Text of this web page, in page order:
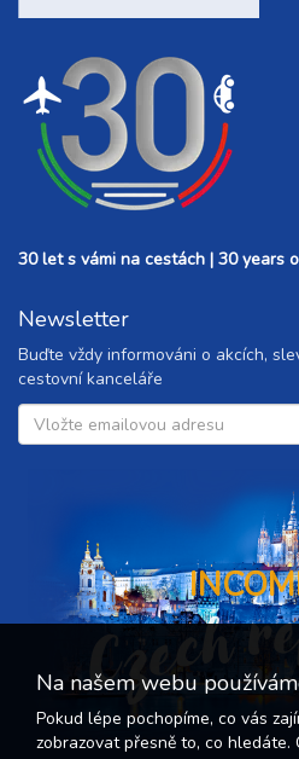
30 let s vámi na cestách | 30 years
Newsletter
Buďte vždy informováni o akcích,
cestovní kanceláře
Czech
Na našem webu
Pokud lépe pochopíme, co vás
zobrazovat přesně to, co hledáte.